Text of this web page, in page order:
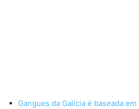
Gangues da Galícia é baseada